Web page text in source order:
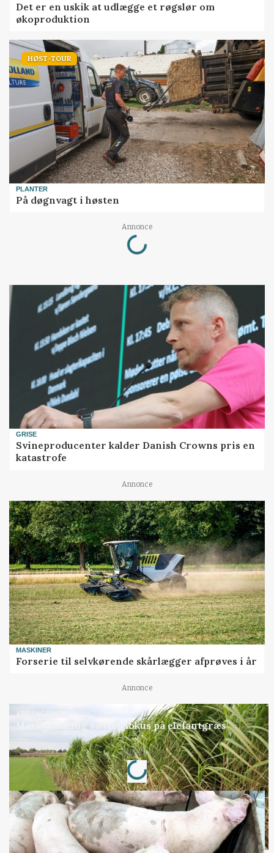
Det er en uskik at udlægge et røgslør om
økoproduktion
HØST-TOUR
PLANTER
På døgnvagt i høsten
Annonce
Loading...
GRISE
Svineproducenter kalder Danish Crowns pris en
katastrofe
Annonce
MASKINER
Forserie til selvkørende skårlægger afprøves i år
Annonce
ARRANGEMENT
Markvandring sætter fokus på elefantgræs
Annonce
Loading...